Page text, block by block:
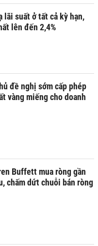
lãi suất ở tất cả kỳ hạn,
lên đến 2,4%
đề nghị sớm cấp phép
vàng miếng cho doanh
Buffett mua ròng gần
chấm dứt chuỗi bán ròng